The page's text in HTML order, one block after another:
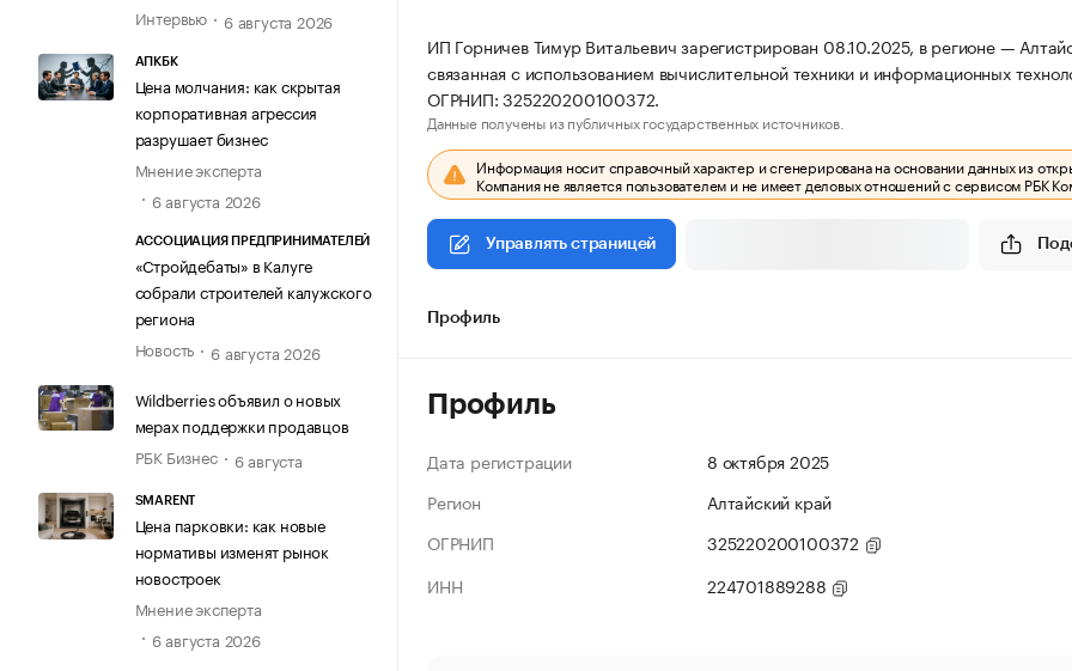
Интервью
6 августа 2026
АПКБК
Цена молчания: как скрытая
корпоративная агрессия
разрушает бизнес
Мнение эксперта
6 августа 2026
АССОЦИАЦИЯ ПРЕДПРИНИМАТЕЛЕЙ
«Стройдебаты» в Калуге
собрали строителей калужского
региона
Новость
6 августа 2026
Wildberries объявил о новых
мерах поддержки продавцов
РБК Бизнес
6 августа
SMARENT
Цена парковки: как новые
нормативы изменят рынок
новостроек
Мнение эксперта
6 августа 2026
ИП Горничев Тимур Витальевич зарегистрирован 08.10.2025, в регионе —
связанная с использованием вычислительной техники и информационных
ОГРНИП: 325220200100372.
Данные получены из публичных государственных источников.
Информация носит справочный характер и сгенерирована на основании данных из
Компания не является пользователем и не имеет деловых отношений с сервисом РБК
Управлять страницей
Профиль
Профиль
Дата регистрации
8 октября 2025
Регион
Алтайский край
ОГРНИП
325220200100372
ИНН
224701889288